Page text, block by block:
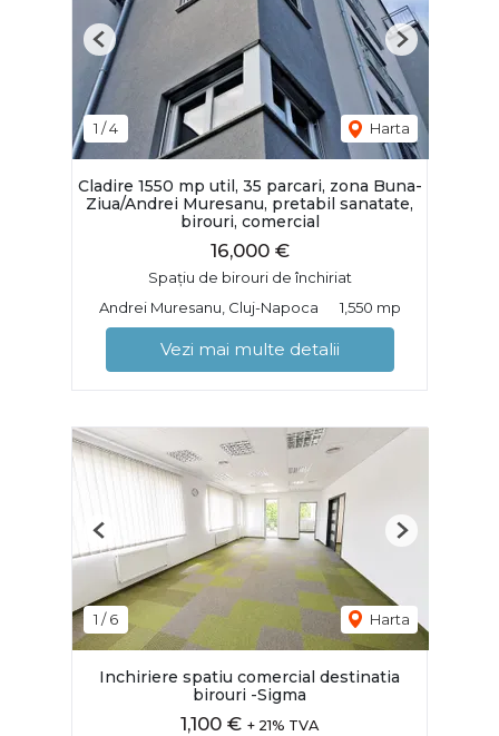
1 /4 Harta
Previous Next
Cladire 1550 mp util, 35 parcari, zona Buna-
Ziua/Andrei Muresanu, pretabil sanatate,
birouri, comercial
16,000 €
Spațiu de birouri de închiriat
Andrei Muresanu, Cluj-Napoca
1,550 mp
Vezi mai multe detalii
1 /6 Harta
Previous Next
Inchiriere spatiu comercial destinatia
birouri -Sigma
1,100 € + 21% TVA